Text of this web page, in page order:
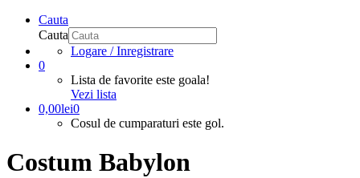
Cauta
Cauta
Logare / Inregistrare
0
Lista de favorite este goala!
Vezi lista
0,00lei0
Cosul de cumparaturi este gol.
Costum Babylon